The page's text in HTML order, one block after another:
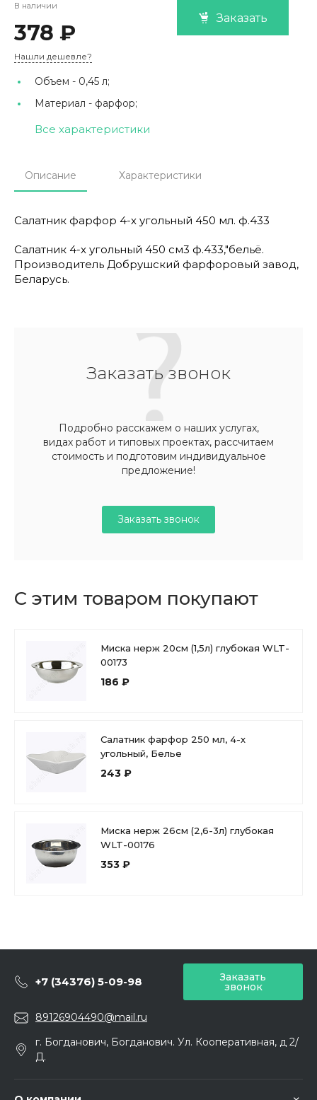
В наличии
378 ₽
Заказать
Нашли дешевле?
Объем - 0,45 л;
Материал - фарфор;
Все характеристики
Описание Характеристики
Салатник фарфор 4-х угольный 450 мл. ф.433
Салатник 4-х угольный 450 см3 ф.433,"бельё.
Производитель Добрушский фарфоровый завод,
Беларусь.
Заказать звонок
Подробно расскажем о наших услугах,
видах работ и типовых проектах, рассчитаем
стоимость и подготовим индивидуальное
предложение!
Заказать звонок
С этим товаром покупают
Миска нерж 20см (1,5л) глубокая WLT-
00173
186 ₽
Салатник фарфор 250 мл, 4-х
угольный, Белье
243 ₽
Миска нерж 26см (2,6-3л) глубокая
WLT-00176
353 ₽
+7 (34376) 5-09-98 Заказать
звонок
89126904490@mail.ru
г. Богданович, Богданович. Ул. Кооперативная, д 2/
Д.